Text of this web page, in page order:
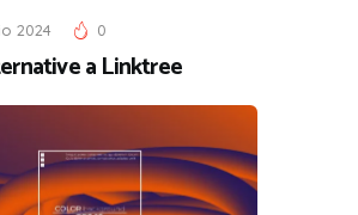
2024 0
a Linktree